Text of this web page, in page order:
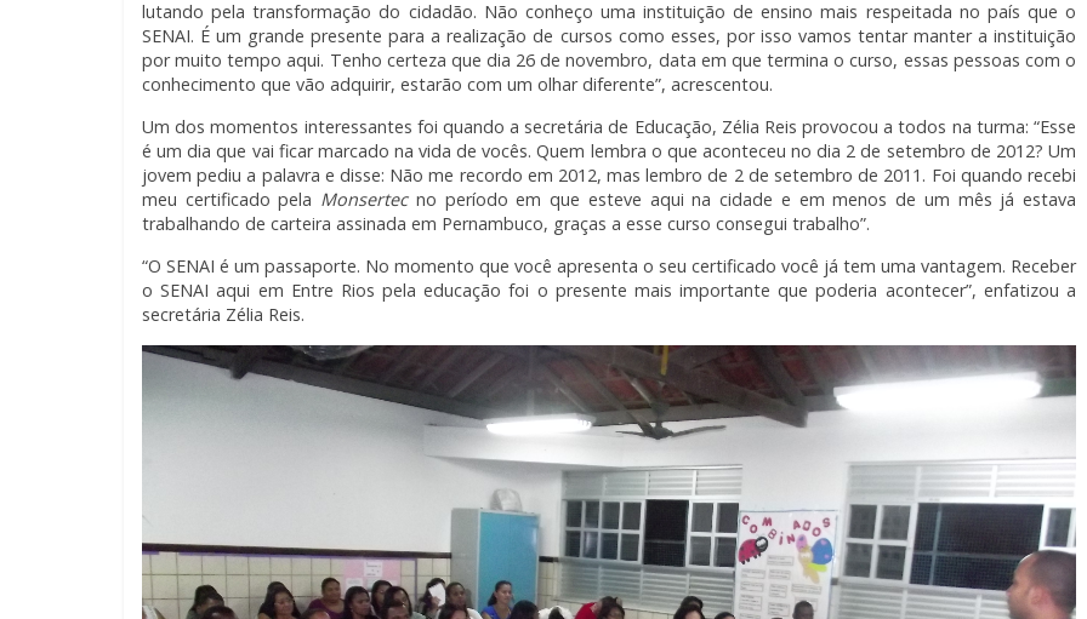
lutando pela transformação do cidadão. Não conheço uma instituição de ensino mais respeitada no país que o
SENAI. É um grande presente para a realização de cursos como esses, por isso vamos tentar manter a instituição
por muito tempo aqui. Tenho certeza que dia 26 de novembro, data em que termina o curso, essas pessoas com o
conhecimento que vão adquirir, estarão com um olhar diferente”, acrescentou.
Um dos momentos interessantes foi quando a secretária de Educação, Zélia Reis provocou a todos na turma: “Esse
é um dia que vai ficar marcado na vida de vocês. Quem lembra o que aconteceu no dia 2 de setembro de 2012? Um
jovem pediu a palavra e disse: Não me recordo em 2012, mas lembro de 2 de setembro de 2011. Foi quando recebi
meu certificado pela Monsertecno período em que esteve aqui na cidade e em menos de um mês já estava
trabalhando de carteira assinada em Pernambuco, graças a esse curso consegui trabalho”.
“O SENAI é um passaporte. No momento que você apresenta o seu certificado você já tem uma vantagem. Receber
o SENAI aqui em Entre Rios pela educação foi o presente mais importante que poderia acontecer”, enfatizou a
secretária Zélia Reis.